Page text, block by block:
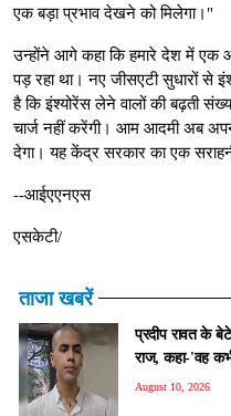
एक बड़ा प्रभाव देखने को मिलेगा।"
उन्होंने आगे कहा कि हमारे देश में एक
पड़ रहा था। नए जीसएटी सुधारों से
है कि इंश्योरेंस लेने वालों की बढ़ती
चार्ज नहीं करेंगी। आम आदमी अब
देगा। यह केंद्र सरकार का एक
--आईएएनएस
एसकेटी/
ताजा खबरें
प्रदीप रावत के
राज, कहा-'वह
August 10, 2026